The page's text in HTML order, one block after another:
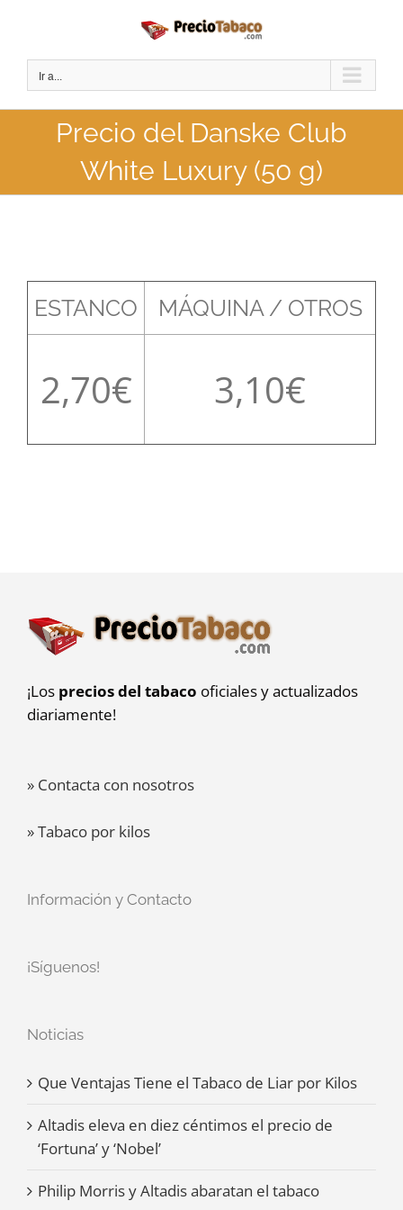
contenido
Ir a...
Precio del Danske Club
White Luxury (50 g)
ESTANCO MÁQUINA / OTROS
2,70 3,10
¡Los precios del tabaco oficiales y actualizados
diariamente!
» Contacta con nosotros
» Tabaco por kilos
Información y Contacto
¡Síguenos!
Noticias
Que Ventajas Tiene el Tabaco de Liar por Kilos
Altadis eleva en diez céntimos el precio de
‘Fortuna’ y ‘Nobel’
Philip Morris y Altadis abaratan el tabaco